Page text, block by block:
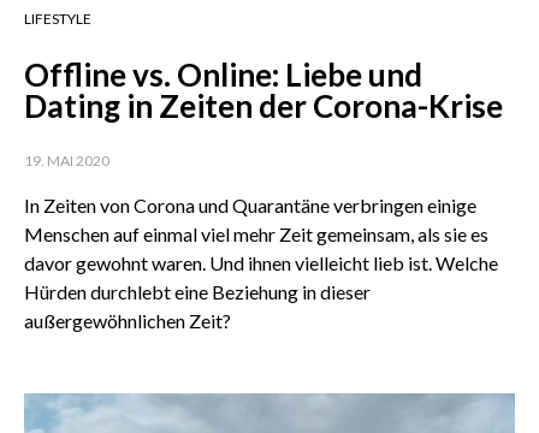
LIFESTYLE
Offline vs. Online: Liebe und
Dating in Zeiten der Corona-Krise
19. MAI 2020
In Zeiten von Corona und Quarantäne verbringen einige
Menschen auf einmal viel mehr Zeit gemeinsam, als sie es
davor gewohnt waren. Und ihnen vielleicht lieb ist. Welche
Hürden durchlebt eine Beziehung in dieser
außergewöhnlichen Zeit?